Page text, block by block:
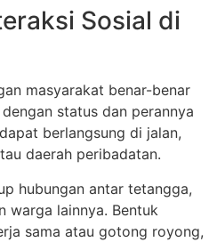
Sosial di
masyarakat benar-benar
status dan perannya
berlangsung di jalan,
daerah peribadatan.
hubungan antar tetangga,
warga lainnya. Bentuk
sama atau gotong royong,